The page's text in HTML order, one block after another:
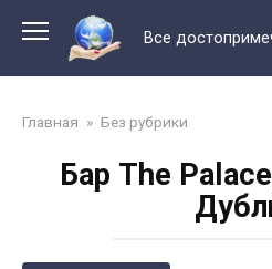
контенту
Все
Главная » Без рубрики
Бар The